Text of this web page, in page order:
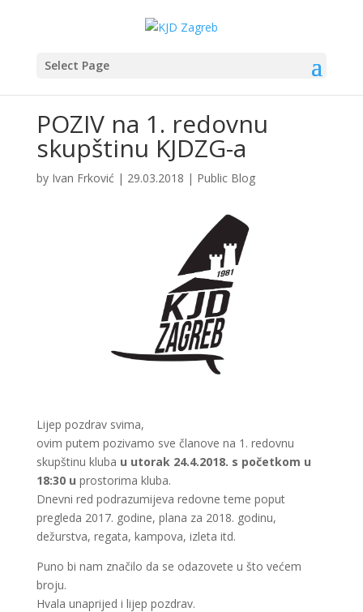
Select Page
POZIV na 1. redovnu
skupštinu KJDZG-a
by Ivan Frković | 29.03.2018 | Public Blog
Lijep pozdrav svima,
ovim putem pozivamo sve članove na 1. redovnu
skupštinu kluba u utorak 24.4.2018. s početkom u
18:30 u prostorima kluba.
Dnevni red podrazumijeva redovne teme poput
pregleda 2017. godine, plana za 2018. godinu,
dežurstva, regata, kampova, izleta itd.
Puno bi nam značilo da se odazovete u što većem
broju.
Hvala unaprijed i lijep pozdrav.